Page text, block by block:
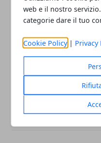
web e il nostro
categorie dare il tuo
Cookie Policy | Privacy
bagno di casa, ma
esteticoda non
impatto visivocon il